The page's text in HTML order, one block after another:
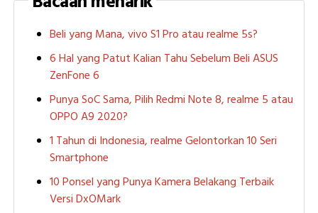
Beli yang Mana, vivo S1 Pro atau realme 5s?
6 Hal yang Patut Kalian Tahu Sebelum Beli ASUS
ZenFone 6
Punya SoC Sama, Pilih Redmi Note 8, realme 5 atau
OPPO A9 2020?
1 Tahun di Indonesia, realme Gelontorkan 10 Seri
Smartphone
10 Ponsel yang Punya Kamera Belakang Terbaik
Versi DxOMark